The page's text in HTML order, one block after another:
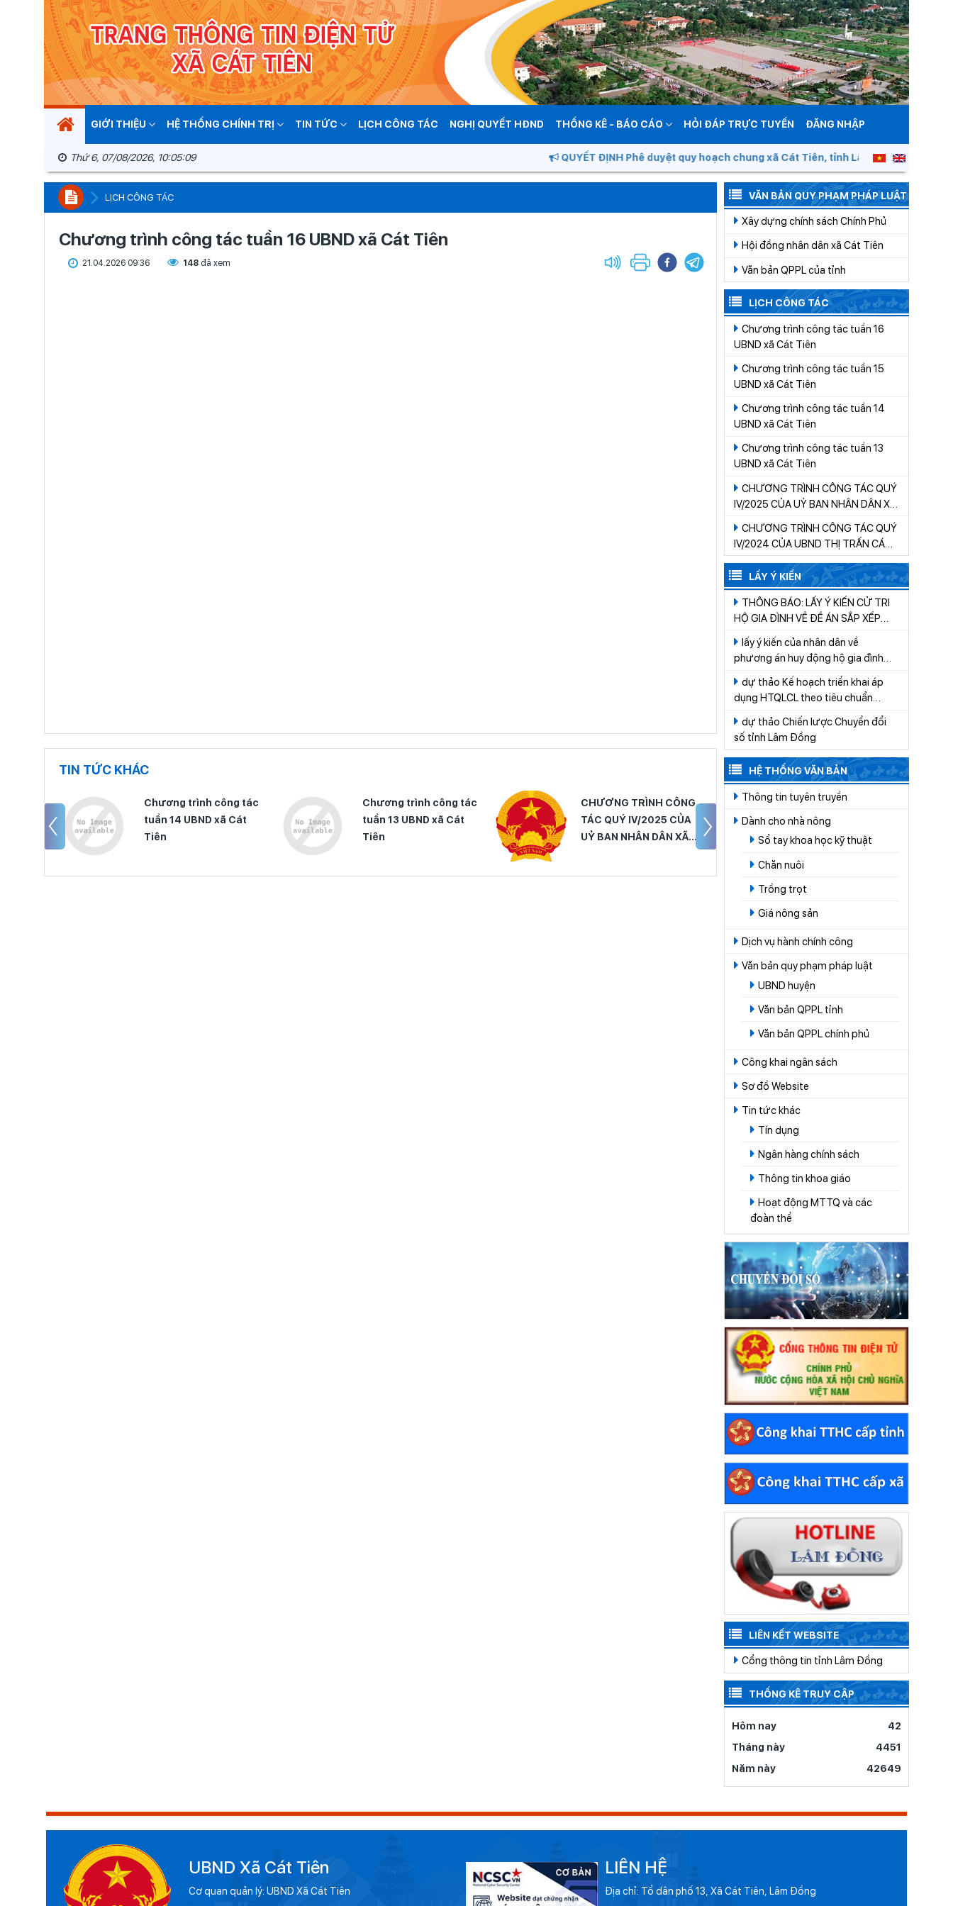
GIỚI THIỆU HỆ THỐNG CHÍNH TRỊ TIN TỨC LỊCH CÔNG TÁC NGHỊ QUYẾT HĐND THỐNG KÊ - BÁO CÁO HỎI ĐÁP TRỰC TUYẾN ĐĂNG NHẬP
Thứ 6, 07/08/2026, 10:05:10 QUYẾT ĐỊNH Phê duyệt quy hoạch chung xã Cát Tiên, tỉnh Lâm Đồng đến năm 2050
LỊCH CÔNG TÁC
Chương trình công tác tuần 16 UBND xã Cát Tiên
21.04.2026 09:36 148 đã xem
TIN TỨC KHÁC
Chương trình công tác
tuần 14 UBND xã Cát
Tiên
Chương trình công tác
tuần 13 UBND xã Cát
Tiên
CHƯƠNG TRÌNH CÔNG
TÁC QUÝ IV/2025 CỦA
UỶ BAN NHÂN DÂN XÃ
CHƯƠNG TRÌNH CÔNG
TÁC QUÝ IV/2024 CỦA
UBND THỊ TRẤN CÁT
VĂN BẢN QUY PHẠM PHÁP LUẬT
Xây dựng chính sách Chính Phủ
Hội đồng nhân dân xã Cát Tiên
Văn bản QPPL của tỉnh
LỊCH CÔNG TÁC
Chương trình công tác tuần 16
UBND xã Cát Tiên
Chương trình công tác tuần 15
UBND xã Cát Tiên
Chương trình công tác tuần 14
UBND xã Cát Tiên
Chương trình công tác tuần 13
UBND xã Cát Tiên
CHƯƠNG TRÌNH CÔNG TÁC QUÝ
IV/2025 CỦA UỶ BAN NHÂN DÂN XÃ
CHƯƠNG TRÌNH CÔNG TÁC QUÝ
IV/2024 CỦA UBND THỊ TRẤN CÁT
TIÊN
LẤY Ý KIẾN
HỘ GIA ĐÌNH VỀ ĐỀ ÁN SẮP XẾP
THÔN, BUÔN TRÊN ĐỊA BÀN XÃ
CÁT TIÊN
lấy ý kiến của nhân dân về
phương án huy động hộ gia đình
tham gia đóng góp tiền để thực
hiện công tác quản lý nghĩa trang
trên địa bàn xã Cát Tiên giai đoạn
2026-2030
dự thảo Kế hoạch triển khai áp
dụng HTQLCL theo tiêu chuẩn
quốc gia TCVN ISO 9001:2015 vào
hoạt động của các cơ quan, tổ
chức thuộc hệ thống hành chính
nhà nước trên địa bàn tỉnh Lâm
Đồng năm 2026
dự thảo Chiến lược Chuyển đổi
số tỉnh Lâm Đồng
HỆ THỐNG VĂN BẢN
Thông tin tuyên truyền
Dành cho nhà nông
Sổ tay khoa học kỹ thuật
Chăn nuôi
Trồng trọt
Giá nông sản
Dịch vụ hành chính công
Văn bản quy phạm pháp luật
UBND huyện
Văn bản QPPL tỉnh
Văn bản QPPL chính phủ
Công khai ngân sách
Sơ đồ Website
Tin tức khác
Tín dụng
Ngân hàng chính sách
Thông tin khoa giáo
Hoạt động MTTQ và các
đoàn thể
LIÊN KẾT WEBSITE
Cổng thông tin tỉnh Lâm Đồng
THỐNG KÊ TRUY CẬP
Hôm nay
42
Tháng này
4451
Năm này
42649
UBND Xã Cát Tiên
Cơ quan quản lý: UBND Xã Cát Tiên
LIÊN HỆ
Địa chỉ: Tổ dân phố 13, Xã Cát Tiên, Lâm Đồng